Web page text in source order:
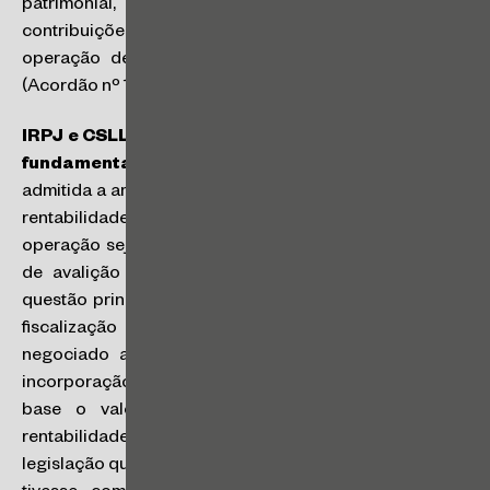
patrimonial, nem, tampouco, a incidência das
contribuições ao PIS e COFINS, pela ausência de
operação de venda que resultasse em faturamento.
(Acordão nº 1301-006.739)
IRPJ e CSLL – Despesas com amortização de ágio
fundamentado em rentabilidade futura
admitida a amortização de ágio com laudo baseado em
rentabilidade futura, ainda que o valor efetivo da
operação seja inferior ao valor apresentado em laudo
de avalição elaborado por empresa de auditoria. A
questão principal debatida refere-se ao fato de que a
fiscalização havia entendido que a mais valia (valor
negociado acima do valor patrimonial da ação) na
incorporação da Bovespa Holding pela B3, teria como
base o valor de mercado das ações, e não a
rentabilidade futura. O período avaliado se baseia na
legislação que somente admitia a amortização se o ágio